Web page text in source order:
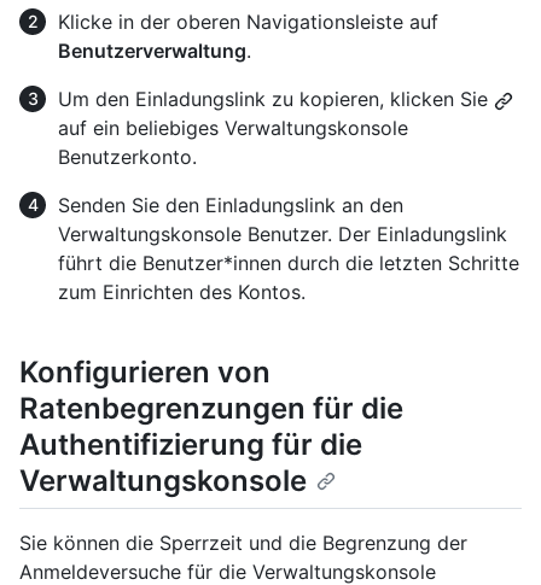
Klicke in der oberen Navigationsleiste auf
Benutzerverwaltung.
Um den Einladungslink zu kopieren, klicken Sie
auf ein beliebiges Verwaltungskonsole
Benutzerkonto.
Senden Sie den Einladungslink an den
Verwaltungskonsole Benutzer. Der Einladungslink
führt die Benutzer*innen durch die letzten Schritte
zum Einrichten des Kontos.
Konfigurieren von
Ratenbegrenzungen für die
Authentifizierung für die
Verwaltungskonsole
Sie können die Sperrzeit und die Begrenzung der
Anmeldeversuche für die Verwaltungskonsole